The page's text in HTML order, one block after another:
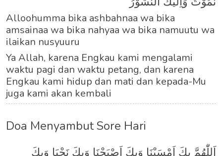
Alloohumma bika ashbahnaa wa bika
amsainaa wa bika nahyaa wa bika namuutu wa
ilaikan nusyuuru
Ya Allah, karena Engkau kami mengalami
waktu pagi dan waktu petang, dan karena
Engkau kami hidup dan mati dan kepada-Mu
juga kami akan kembali
Doa Menyambut Sore Hari
اَللّٰهُمَّ بِكَ اَمْسَيْنَا وَبِكَ اَصْبَحْنَا وَبِكَ نَحْيَا وَبِكَ